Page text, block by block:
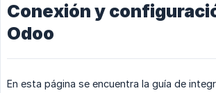
Conexión y
Odoo
En esta página se encuentra la guía de